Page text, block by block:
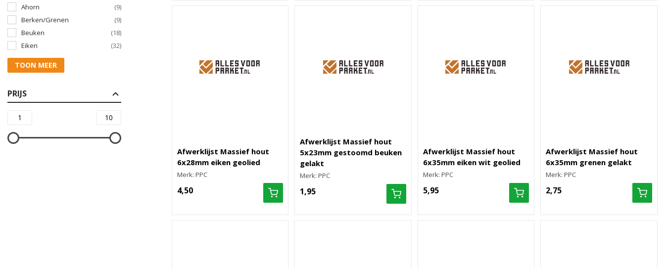
Ahorn
(9)
Berken/Grenen
(9)
Beuken
(18)
Eiken
(32)
TOON MEER
PRIJS
Afwerklijst Massief hout
6x28mm eiken geolied
Merk: PPC
4,50
Afwerklijst Massief hout
5x23mm gestoomd beuken
gelakt
Merk: PPC
1,95
Afwerklijst Massief hout
6x35mm eiken wit geolied
Merk: PPC
5,95
Afwerklijst Massief hout
6x35mm grenen gelakt
Merk: PPC
2,75